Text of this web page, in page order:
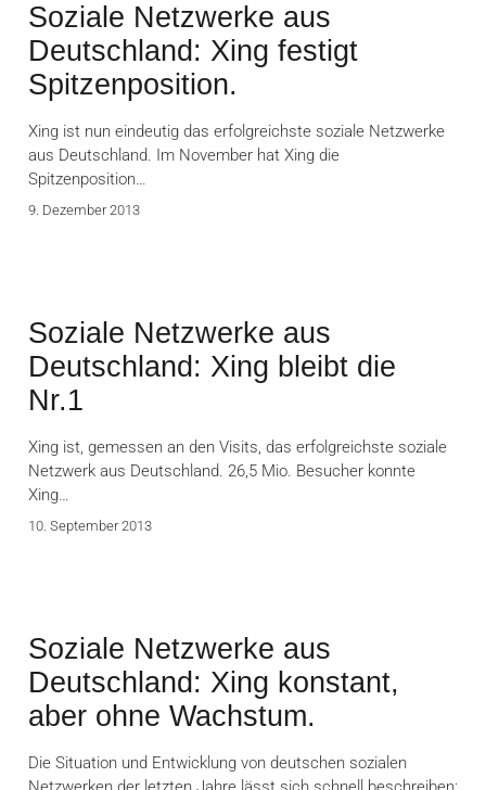
Soziale Netzwerke aus
Deutschland: Xing festigt
Spitzenposition.
Xing ist nun eindeutig das erfolgreichste soziale Netzwerke
aus Deutschland. Im November hat Xing die
Spitzenposition…
9. Dezember 2013
Soziale Netzwerke aus
Deutschland: Xing bleibt die
Nr.1
Xing ist, gemessen an den Visits, das erfolgreichste soziale
Netzwerk aus Deutschland. 26,5 Mio. Besucher konnte
Xing…
10. September 2013
Soziale Netzwerke aus
Deutschland: Xing konstant,
aber ohne Wachstum.
Die Situation und Entwicklung von deutschen sozialen